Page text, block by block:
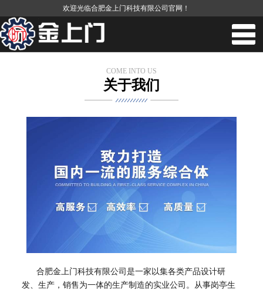
欢迎光临合肥金上门科技有限公司官网！
COME INTO US
关于我们
合肥金上门科技有限公司是一家以集各类产品设计研
发、生产，销售为一体的生产制造的实业公司。从事岗亭生